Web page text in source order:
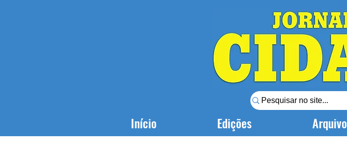
Início Edições Arquivo